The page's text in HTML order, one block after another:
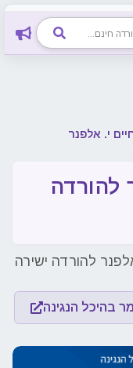
י. אלפנר
להורדה
בהיכל הנגינה